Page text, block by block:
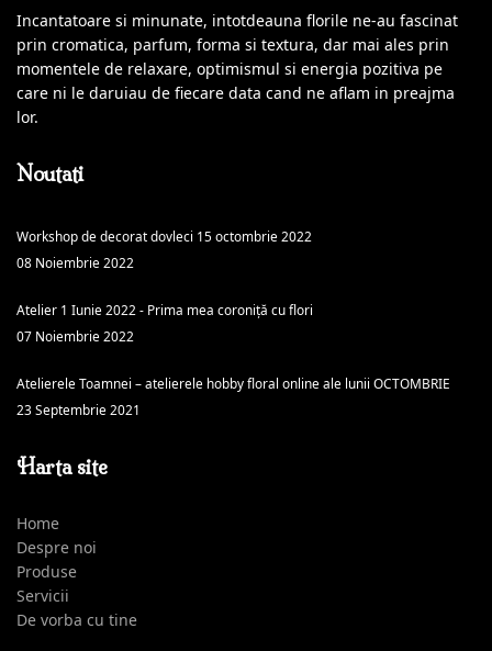
Incantatoare si minunate, intotdeauna florile ne-au fascinat
prin cromatica, parfum, forma si textura, dar mai ales prin
momentele de relaxare, optimismul si energia pozitiva pe
care ni le daruiau de fiecare data cand ne aflam in preajma
lor.
Noutati
Workshop de decorat dovleci 15 octombrie 2022
08 Noiembrie 2022
Atelier 1 Iunie 2022 - Prima mea coroniță cu flori
07 Noiembrie 2022
Atelierele Toamnei – atelierele hobby floral online ale lunii OCTOMBRIE
23 Septembrie 2021
Harta site
Home
Despre noi
Produse
Servicii
De vorba cu tine